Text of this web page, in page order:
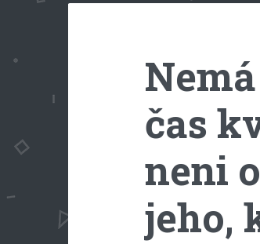
čas
neni
jeho,